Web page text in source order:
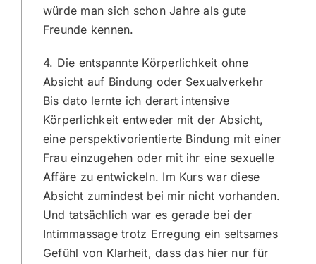
würde man sich schon Jahre als gute
Freunde kennen.
4. Die entspannte Körperlichkeit ohne
Absicht auf Bindung oder Sexualverkehr
Bis dato lernte ich derart intensive
Körperlichkeit entweder mit der Absicht,
eine perspektivorientierte Bindung mit einer
Frau einzugehen oder mit ihr eine sexuelle
Affäre zu entwickeln. Im Kurs war diese
Absicht zumindest bei mir nicht vorhanden.
Und tatsächlich war es gerade bei der
Intimmassage trotz Erregung ein seltsames
Gefühl von Klarheit, dass das hier nur für